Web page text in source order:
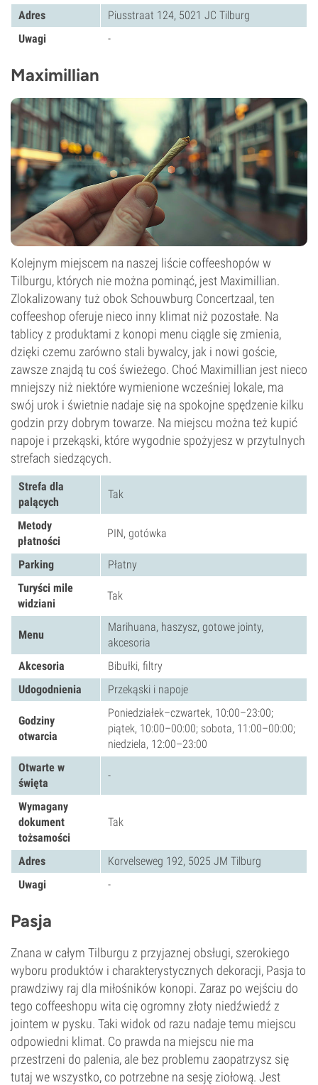
Adres
Piusstraat 124, 5021 JC Tilburg
Uwagi
-
Maximillian
Kolejnym miejscem na naszej liście coffeeshopów w
Tilburgu, których nie można pominąć, jest Maximillian.
Zlokalizowany tuż obok Schouwburg Concertzaal, ten
coffeeshop oferuje nieco inny klimat niż pozostałe. Na
tablicy z produktami z konopi menu ciągle się zmienia,
dzięki czemu zarówno stali bywalcy, jak i nowi goście,
zawsze znajdą tu coś świeżego. Choć Maximillian jest nieco
mniejszy niż niektóre wymienione wcześniej lokale, ma
swój urok i świetnie nadaje się na spokojne spędzenie kilku
godzin przy dobrym towarze. Na miejscu można też kupić
napoje i przekąski, które wygodnie spożyjesz w przytulnych
strefach siedzących.
Strefa dla
palących
Tak
Metody
płatności
PIN, gotówka
Parking
Płatny
Turyści mile
widziani
Tak
Menu
Marihuana, haszysz, gotowe jointy,
akcesoria
Akcesoria
Bibułki, filtry
Udogodnienia
Przekąski i napoje
Godziny
otwarcia
Poniedziałek–czwartek, 10:00–23:00;
piątek, 10:00–00:00; sobota, 11:00–00:00;
niedziela, 12:00–23:00
Otwarte w
święta
-
Wymagany
dokument
tożsamości
Tak
Adres
Korvelseweg 192, 5025 JM Tilburg
Uwagi
-
Pasja
Znana w całym Tilburgu z przyjaznej obsługi, szerokiego
wyboru produktów i charakterystycznych dekoracji, Pasja to
prawdziwy raj dla miłośników konopi. Zaraz po wejściu do
tego coffeeshopu wita cię ogromny złoty niedźwiedź z
jointem w pysku. Taki widok od razu nadaje temu miejscu
odpowiedni klimat. Co prawda na miejscu nie ma
przestrzeni do palenia, ale bez problemu zaopatrzysz się
tutaj we wszystko, co potrzebne na sesję ziołową. Jest